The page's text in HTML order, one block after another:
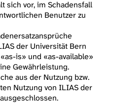
sich vor, im Schadensfall
Benutzer zu
der Universität Bern
is» und «as-available»
Gewährleistung.
aus der Nutzung bzw.
Nutzung von ILIAS der